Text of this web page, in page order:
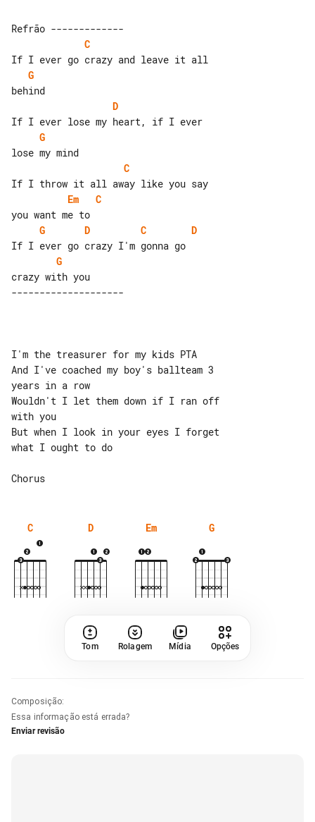
C
G
D
G
C
Em
C
G
D C
D
G
I'm the treasurer for my kids PTA
And I've coached my boy's ballteam 3
years in a row
Wouldn't I let them down if I ran off
with you
But when I look in your eyes I forget
what I ought to do
C D Em G
Tom Rolagem Mídia Opções
Composição:
Essa informação está errada?
Enviar revisão